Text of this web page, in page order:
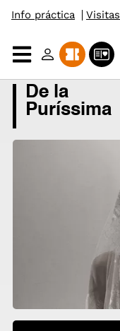
Saltar
contenido
Info práctica
De la
Puríssima